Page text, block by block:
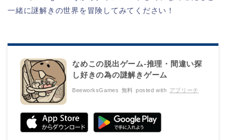
一緒に謎解きの世界を冒険してみてください！
なめこの脱出ゲーム-推理・間違い探
し好きの為の謎解きゲーム
BeeworksGames 無料 posted with アプリーチ